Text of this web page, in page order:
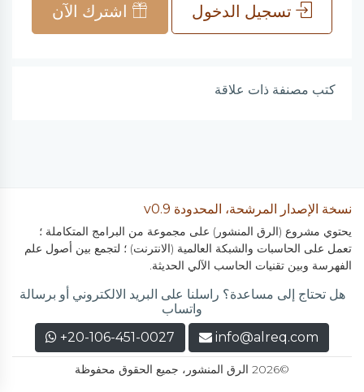
تسجيل الدخول اشترك الآن
كتب مصنفة ذات علاقة
نسخة الإصدار المرشحة، المحدودة v0.9
يحتوي مشروع (الرق المنشور) على مجموعة من البرامج المتكاملة ؛
تعمل على الحاسبات والشبكة العالمية (الانترنت) ؛ لتجمع بين أصول علم
الفهرسة وبين تقنيات الحاسب الآلي الحديثة.
هل تحتاج إلى مساعدة؟ راسلنا على البريد الالكتروني أو برسالة
واتساب
info@alreq.com
+20-106-451-0027
©2026 الرق المنشور، جميع الحقوق محفوظة